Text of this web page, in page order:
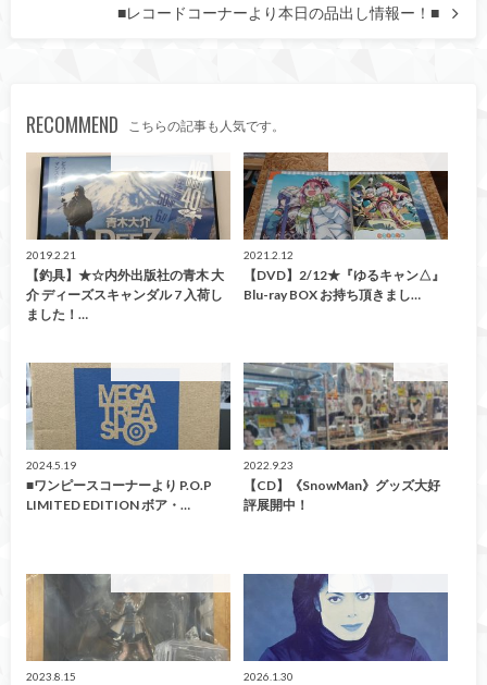
■レコードコーナーより本日の品出し情報ー！■
RECOMMEND こちらの記事も人気です。
2019.2.21
【釣具】★☆内外出版社の青木 大
介 ディーズスキャンダル 7 入荷し
ました！…
2021.2.12
【DVD】2/12★『ゆるキャン△』
Blu-ray BOX お持ち頂きまし…
2024.5.19
■ワンピースコーナーより P.O.P
LIMITED EDITION ボア・…
2022.9.23
【CD】《SnowMan》グッズ大好
評展開中！
2023.8.15 2026.1.30